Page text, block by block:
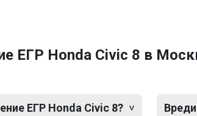
ЕГР Honda Civic 8 в
ЕГР Honda Civic 8?